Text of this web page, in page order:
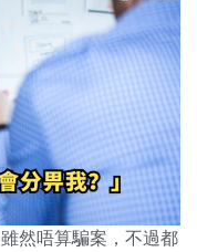
然唔算騙案，不過都